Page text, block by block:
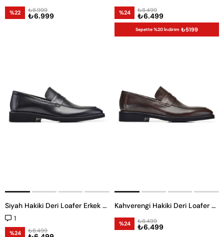
%22 ₺6.999
₺8.999 %24 ₺6.499
₺8.499
Sepette %20 İndirim ₺5199
Siyah Hakiki Deri Loafer Erkek Günlük Ayakkabı
1
%24 ₺8.499
Kahverengi Hakiki Deri Loafer Erkek Günlük Ayakkabı
%24 ₺6.499
₺8.499